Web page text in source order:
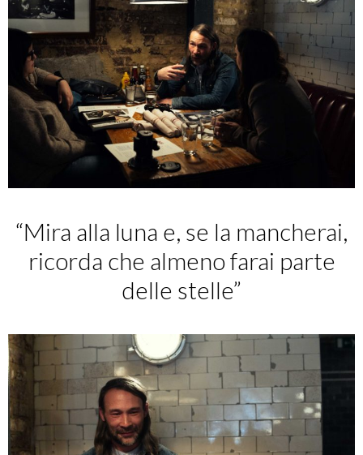
“Mira alla luna e, se la mancherai,
ricorda che almeno farai parte
delle stelle”